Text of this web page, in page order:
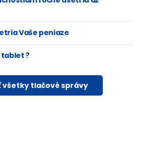
Vaše peniaze
?
všetky tlačové správy